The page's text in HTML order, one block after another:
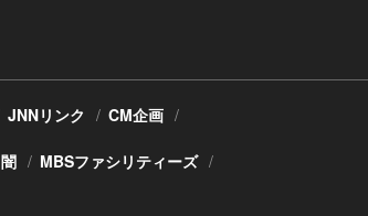
JNNリンク CM企画
闇 MBSファシリティーズ